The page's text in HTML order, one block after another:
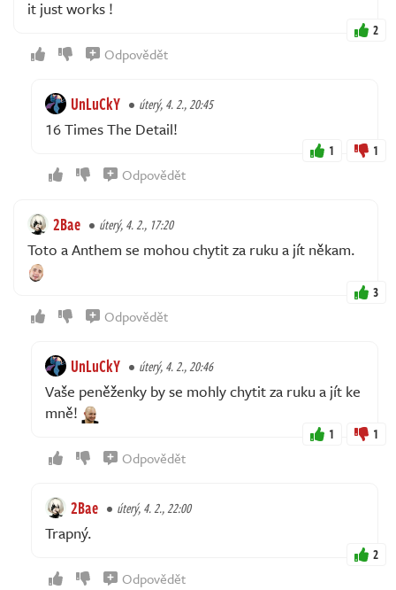
it just works !
2
Odpovědět
UnLuCkY úterý, 4. 2., 20:45
16 Times The Detail!
1 1
Odpovědět
2Bae úterý, 4. 2., 17:20
Toto a Anthem se mohou chytit za ruku a jít někam.
3
Odpovědět
UnLuCkY úterý, 4. 2., 20:46
Vaše peněženky by se mohly chytit za ruku a jít ke
mně!
1 1
Odpovědět
2Bae úterý, 4. 2., 22:00
Trapný.
2
Odpovědět